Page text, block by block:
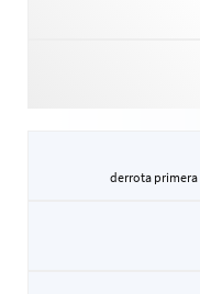
derrota